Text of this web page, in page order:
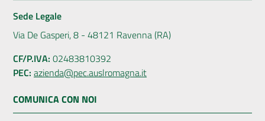
Sede Legale
Via De Gasperi, 8 - 48121 Ravenna (RA)
CF/P.IVA: 02483810392
PEC: azienda@pec.auslromagna.it
COMUNICA CON NOI